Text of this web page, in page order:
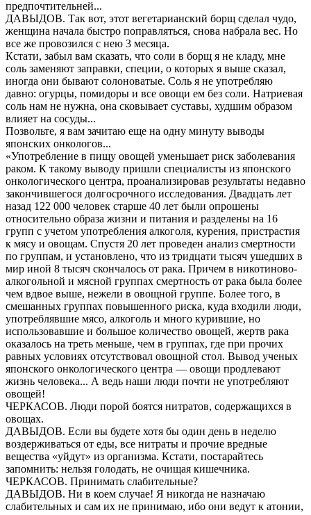
предпочтительней...
ДАВЫДОВ. Так вот, этот вегетарианский борщ сделал чудо,
женщина начала быстро поправляться, снова набрала вес. Но
все же провозился с нею 3 месяца.
Кстати, забыл вам сказать, что соли в борщ я не кладу, мне
соль заменяют заправки, специи, о которых я выше сказал,
иногда они бывают солоноватые. Соль я не употребляю
давно: огурцы, помидоры и все овощи ем без соли. Натриевая
соль нам не нужна, она сковывает суставы, худшим образом
влияет на сосуды...
Позвольте, я вам зачитаю еще на одну минуту выводы
японских онкологов...
«Употребление в пищу овощей уменьшает риск заболевания
раком. К такому выводу пришли специалисты из японского
онкологического центра, проанализировав результаты недавно
закончившегося долгосрочного исследования. Двадцать лет
назад 122 000 человек старше 40 лет были опрошены
относительно образа жизни и питания и разделены на 16
групп с учетом употребления алкоголя, курения, пристрастия
к мясу и овощам. Спустя 20 лет проведен анализ смертности
по группам, и установлено, что из тридцати тысяч ушедших в
мир иной 8 тысяч скончалось от рака. Причем в никотиново-
алкогольной и мясной группах смертность от рака была более
чем вдвое выше, нежели в овощной группе. Более того, в
смешанных группах повышенного риска, куда входили люди,
употреблявшие мясо, алкоголь и много курившие, но
использовавшие и большое количество овощей, жертв рака
оказалось на треть меньше, чем в группах, где при прочих
равных условиях отсутствовал овощной стол. Вывод ученых
японского онкологического центра — овощи продлевают
жизнь человека... А ведь наши люди почти не употребляют
овощей!
ЧЕРКАСОВ. Люди порой боятся нитратов, содержащихся в
овощах.
ДАВЫДОВ. Если вы будете хотя бы один день в неделю
воздерживаться от еды, все нитраты и прочие вредные
вещества «уйдут» из организма. Кстати, постарайтесь
запомнить: нельзя голодать, не очищая кишечника.
ЧЕРКАСОВ. Принимать слабительные?
ДАВЫДОВ. Ни в коем случае! Я никогда не назначаю
слабительных и сам их не принимаю, ибо они ведут к атонии,